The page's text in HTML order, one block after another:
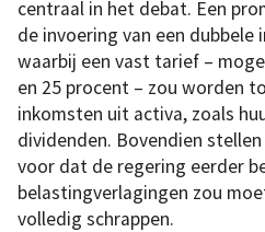
centraal in het debat. Een
de invoering van een
waarbij een vast tarief –
en 25 procent – zou worden
inkomsten uit activa, zoals
dividenden. Bovendien
voor dat de regering eerder
belastingverlagingen zou
volledig schrappen.